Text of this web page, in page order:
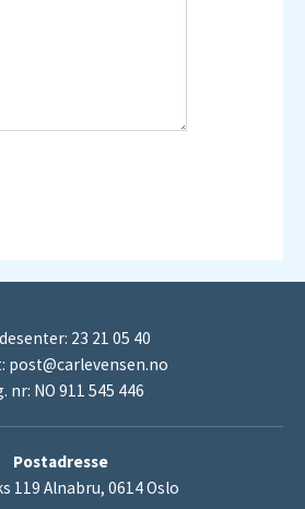
23 21 05 40
post@carlevensen.no
nr: NO 911 545 446
Postadresse
119 Alnabru, 0614 Oslo